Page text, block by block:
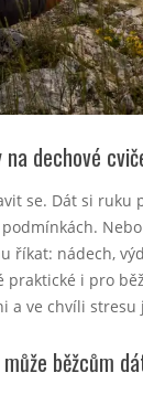
dechové
se. Dát si ruku
říkat: nádech,
praktické i pro
a ve chvíli
běžcům